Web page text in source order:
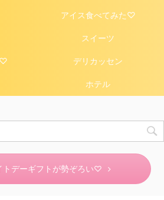
アイス食べてみた♡
スイーツ
♡ デリカッセン
ホテル
トデーギフトが勢ぞろい♡